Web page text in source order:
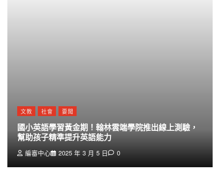
文教 社會 要聞
國小英語學習黃金期！翰林雲端學院推出線上測驗，
幫助孩子精準提升英語能力
編審中心 2025 年 3 月 5 日 0